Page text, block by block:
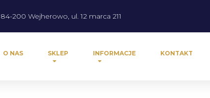
84-200 Wejherowo, ul. 12 marca 211
O NAS SKLEP INFORMACJE KONTAKT